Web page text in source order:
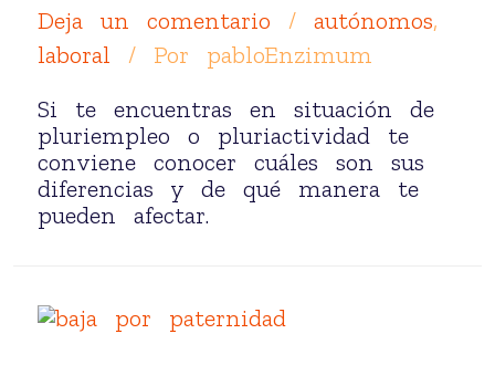
Deja un comentario / autónomos,
laboral / Por pabloEnzimum
Si te encuentras en situación de
pluriempleo o pluriactividad te
conviene conocer cuáles son sus
diferencias y de qué manera te
pueden afectar.